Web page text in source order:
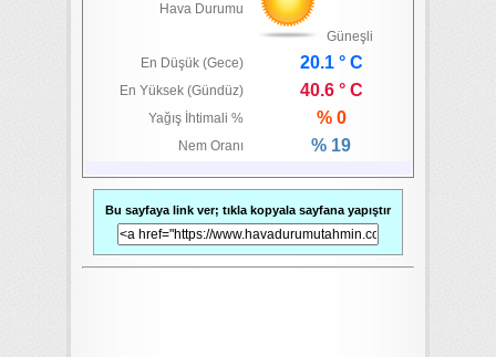
Hava Durumu
Güneşli
En Düşük (Gece)
20.1 ° C
En Yüksek (Gündüz) 40.6 ° C
Yağış İhtimali % % 0
Nem Oranı % 19
Bu sayfaya link ver; tıkla kopyala sayfana yapıştır